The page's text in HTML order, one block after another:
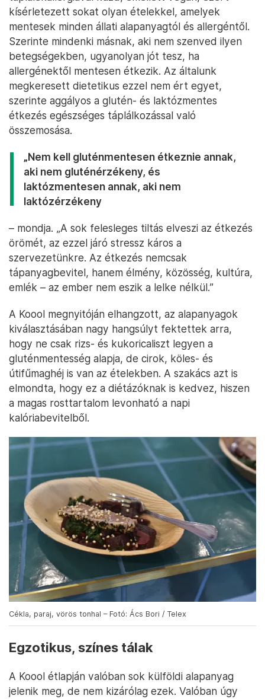
kísérletezett sokat olyan ételekkel, amelyek
mentesek minden állati alapanyagtól és allergéntől.
Szerinte mindenki másnak, aki nem szenved ilyen
betegségekben, ugyanolyan jót tesz, ha
allergénektől mentesen étkezik. Az általunk
megkeresett dietetikus ezzel nem ért egyet,
szerinte aggályos a glutén- és laktózmentes
étkezés egészséges táplálkozással való
összemosása.
„Nem kell gluténmentesen étkeznie annak,
aki nem gluténérzékeny, és
laktózmentesen annak, aki nem
laktózérzékeny
– mondja. „A sok felesleges tiltás elveszi az étkezés
örömét, az ezzel járó stressz káros a
szervezetünkre. Az étkezés nemcsak
tápanyagbevitel, hanem élmény, közösség, kultúra,
emlék – az ember nem eszik a lelke nélkül.”
A Koool megnyitóján elhangzott, az alapanyagok
kiválasztásában nagy hangsúlyt fektettek arra,
hogy ne csak rizs- és kukoricaliszt legyen a
gluténmentesség alapja, de cirok, köles- és
útifűmaghéj is van az ételekben. A szakács azt is
elmondta, hogy ez a diétázóknak is kedvez, hiszen
a magas rosttartalom levonható a napi
kalóriabevitelből.
Cékla, paraj, vörös tonhal – Fotó: Ács Bori / Telex
Egzotikus, színes tálak
A Koool étlapján valóban sok külföldi alapanyag
jelenik meg, de nem kizárólag ezek. Valóban úgy